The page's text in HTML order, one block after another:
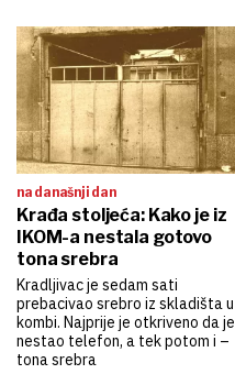
na današnji dan
Krađa stoljeća: Kako je iz
IKOM-a nestala gotovo
tona srebra
Kradljivac je sedam sati
prebacivao srebro iz skladišta u
kombi. Najprije je otkriveno da je
nestao telefon, a tek potom i –
tona srebra